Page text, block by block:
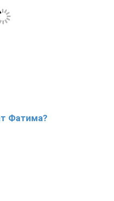
Фатима?